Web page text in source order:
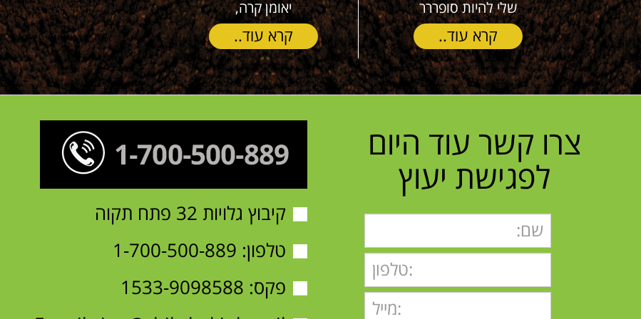
סופררר
עוד..
יאומן קרה,
קרא עוד..
צרו קשר עוד היום
לפגישת יעוץ
קיבוץ גלויות 32 פתח תקוה
טלפון: 1-700-500-889
פקס: 1533-9098588